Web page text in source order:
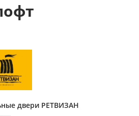
двери РЕТВИЗАН